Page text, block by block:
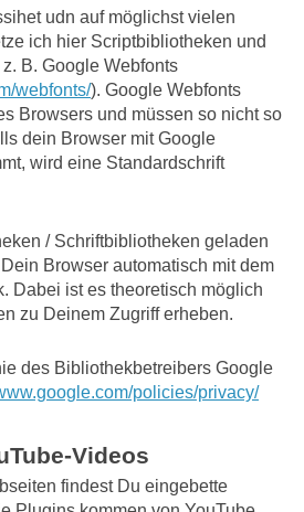
udn auf möglichst vielen
ich hier Scriptbibliotheken und
B. Google Webfonts
webfonts/). Google Webfonts
Browsers und müssen so nicht so
dein Browser mit Google
wird eine Standardschrift
/ Schriftbibliotheken geladen
Browser automatisch mit dem
Dabei ist es theoretisch möglich
zu Deinem Zugriff erheben.
des Bibliothekbetreibers Google
policies/privacy/
Videos
findest Du eingebette